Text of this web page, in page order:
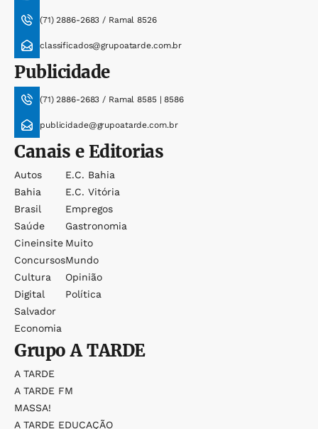
(71) 2886-2683 / Ramal 8526
classificados@grupoatarde.com.br
Publicidade
(71) 2886-2683 / Ramal 8585 | 8586
publicidade@grupoatarde.com.br
Canais e Editorias
Autos
Bahia
Brasil
Saúde
Cineinsite
Concursos
Cultura
Digital
Salvador
Economia
E.c. Bahia
E.c. Vitória
Empregos
Gastronomia
Muito
Mundo
Opinião
Política
GrupoA TARDE
A TARDE
A TARDE FM
MASSA!
A TARDE EDUCAÇÃO